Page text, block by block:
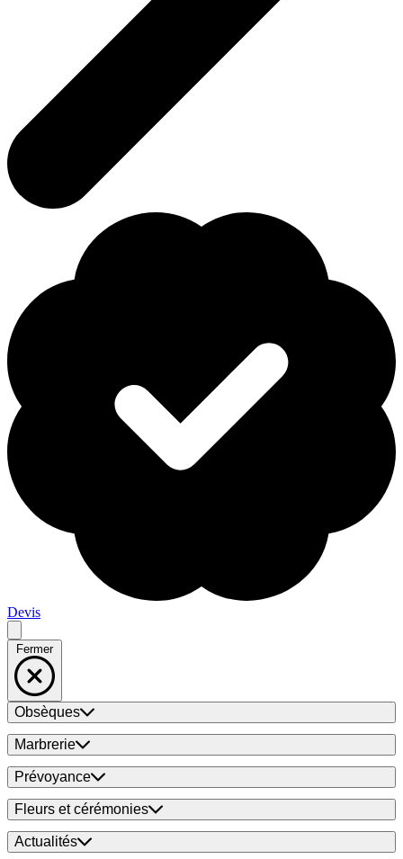
Devis
Fermer
Obsèques
Marbrerie
Prévoyance
Fleurs et cérémonies
Actualités